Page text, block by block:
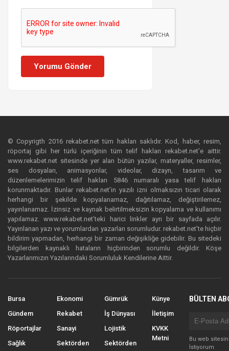
Yorumu Gönder
© Copyrigth 2016 rekabet.net tüm hakları saklıdır. Kod, haber, resim,
röportaj gibi her türlü içeriğinin tüm telif hakları rekabet.net’e aittir.
www.rekabet.net sitesinde yer alan bütün yazılar, materyaller, resimler,
ses dosyaları, animasyonlar, videolar, dizayn, tasarım ve
düzenlemelerimizin telif hakları 5846 numaralı yasa telif hakları
korunmaktadır. Bunlar rekabet.net’in yazılı izni olmaksızın ticari olarak
herhangi bir şekilde kopyalanamaz, dağıtılamaz, değiştirilemez,
yayınlanamaz. İzinsiz ve kaynak belirtilmeksizin kopyalama ve kullanımı
yapılamaz. www.rekabet.net’teki harici linkler ayrı bir sayfada açılır.
Yayınlanan yazı ve yorumlardan yazarları sorumludur. rekabet.net’te hiçbir
bildirim yapmadan, herhangi bir zaman değişikliğe gidebilir. Bu sitedeki
bilgilerden kaynaklı hataların hiçbirinden sorumlu değildir. Köşe
Yazarlarımızın Yazılarındaki Sorumluluk Kendilerine Aittir.
Bursa
Gündem
Röportajlar
Sağlık
Ekonomi
Rekabet
Sanayi
Sektörden
Gümrük
İş Dünyası
Lojistik
Sektörden
Künye
İletişim
KVKK
Metni
BÜLTEN
Bu web
İstiyorum